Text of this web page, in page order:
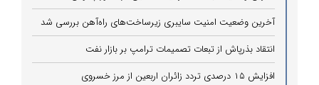
آخرین وضعیت امنیت سایبری زیرساخت‌های راه‌آهن بررسی شد
انتقاد بذرپاش از تبعات تصمیمات ترامپ بر بازار نفت
افزایش ۱۵ درصدی تردد زائران اربعین از مرز خسروی